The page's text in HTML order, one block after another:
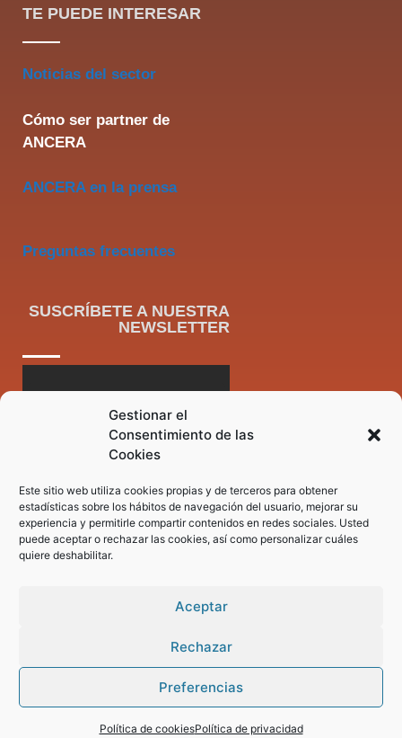
Gestionar el
Consentimiento de las
Cookies
Este sitio web utiliza cookies propias y de terceros para obtener
estadísticas sobre los hábitos de navegación del usuario, mejorar su
experiencia y permitirle compartir contenidos en redes sociales. Usted
puede aceptar o rechazar las cookies, así como personalizar cuáles
quiere deshabilitar.
Aceptar
Rechazar
Preferencias
Política de cookiesPolítica de privacidad
TE PUEDE INTERESAR
Noticias del sector
Cómo ser partner de
ANCERA
ANCERA en la prensa
Preguntas frecuentes
SUSCRÍBETE A NUESTRA
NEWSLETTER